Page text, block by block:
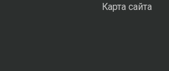
Карта сайта